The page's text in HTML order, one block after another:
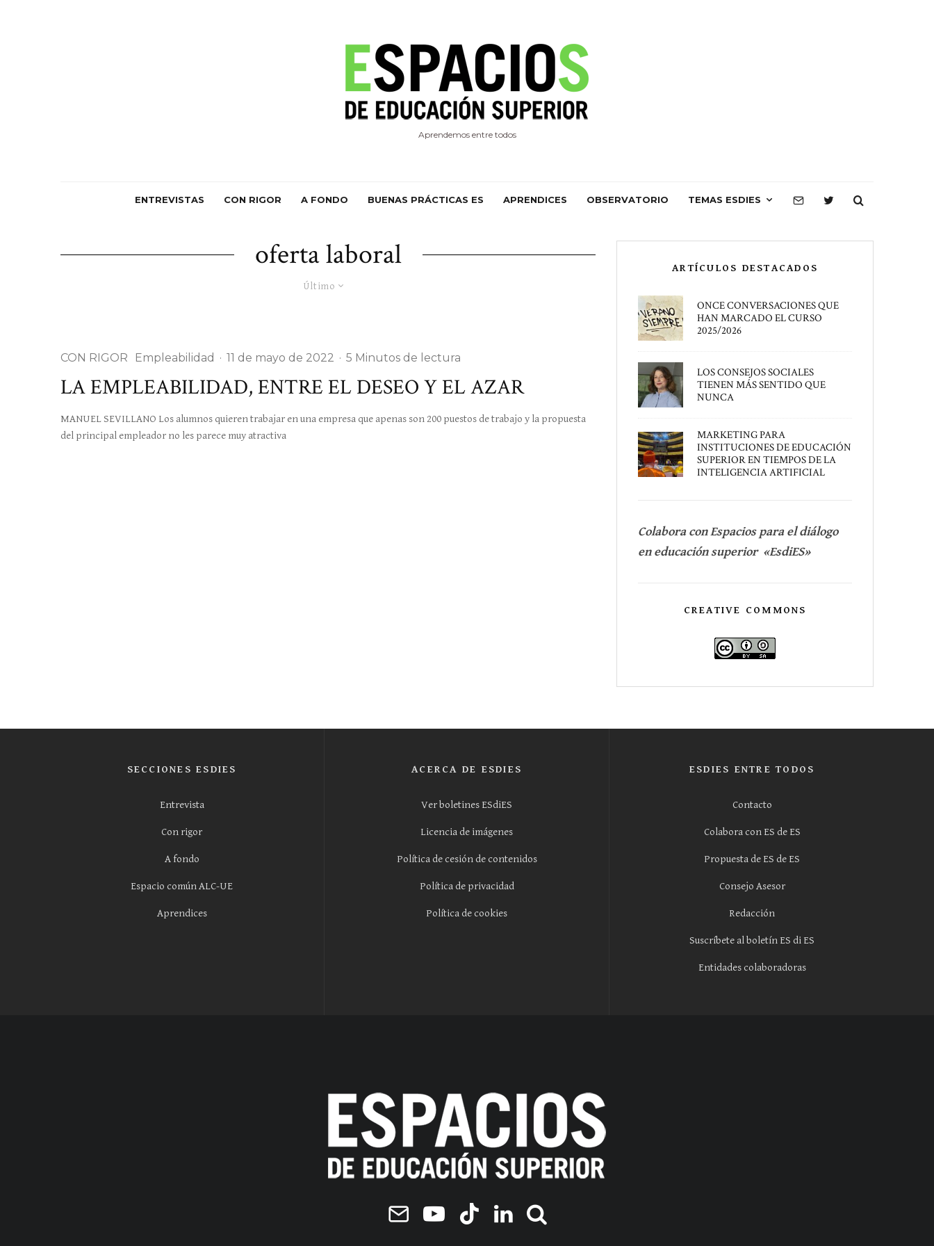
Aprendemos entre todos
ENTREVISTAS CON RIGOR A FONDO BUENAS PRÁCTICAS ES APRENDICES OBSERVATORIO TEMAS ESDIES
oferta laboral
Último
CON RIGOR Empleabilidad · 11 de mayo de 2022 · 5 Minutos de lectura
LA EMPLEABILIDAD, ENTRE EL DESEO Y EL AZAR
MANUEL SEVILLANO Los alumnos quieren trabajar en una empresa que apenas son 200 puestos de trabajo y la propuesta
del principal empleador no les parece muy atractiva
ARTÍCULOS DESTACADOS
ONCE CONVERSACIONES QUE
HAN MARCADO EL CURSO
2025/2026
LOS CONSEJOS SOCIALES
TIENEN MÁS SENTIDO QUE
NUNCA
MARKETING PARA
INSTITUCIONES DE EDUCACIÓN
SUPERIOR EN TIEMPOS DE LA
INTELIGENCIA ARTIFICIAL
Colabora con Espacios para el diálogo
en educación superior «EsdiES»
CREATIVE COMMONS
SECCIONES ESDIES
Entrevista
Con rigor
A fondo
Espacio común ALC-UE
Aprendices
ACERCA DE ESDIES
Ver boletines ESdiES
Licencia de imágenes
Política de cesión de contenidos
Política de privacidad
Política de cookies
ESDIES ENTRE TODOS
Contacto
Colabora con ES de ES
Propuesta de ES de ES
Consejo Asesor
Redacción
Suscríbete al boletín ES di ES
Entidades colaboradoras